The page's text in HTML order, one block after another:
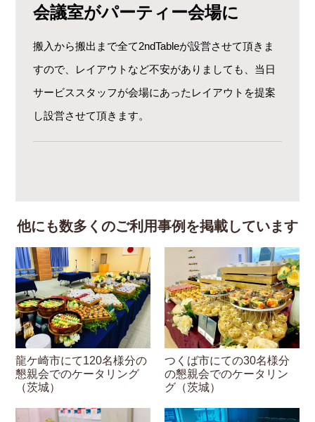
会議室がパーティー会場に
搬入から搬出まで全て2ndTableが設営させて頂きま
すので、レイアウトなど不安がありましても、当日
サービススタッフが会場にあったレイアウトを提案
し設営させて頂きます。
他にも数多くのご利用事例を掲載しています
龍ケ崎市にて120名様分の
懇親会でのケータリング
（茨城）
つくば市にての30名様分
の懇親会でのケータリン
グ（茨城）